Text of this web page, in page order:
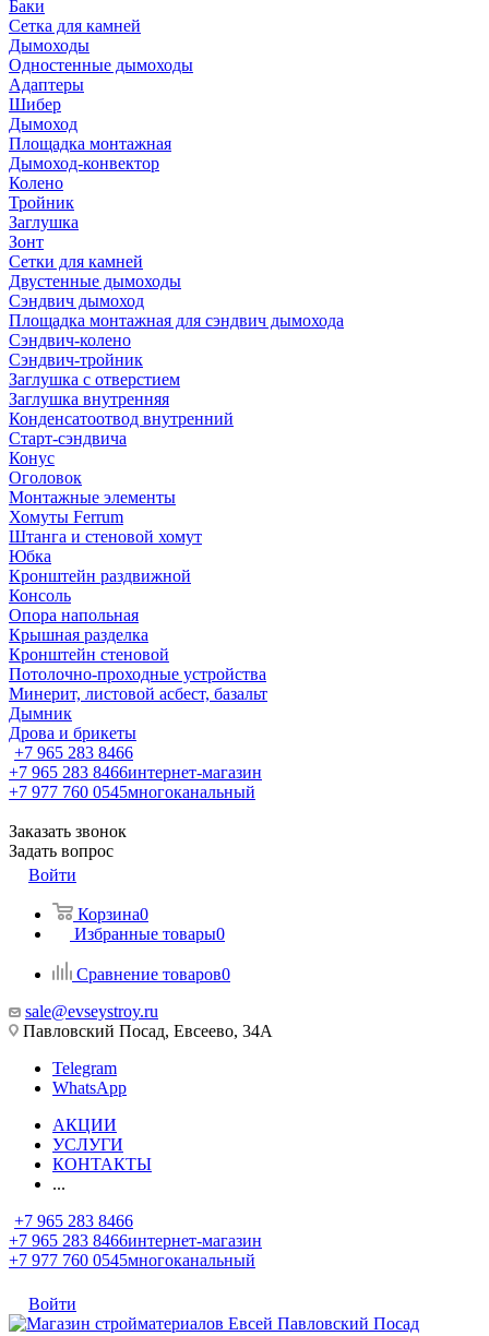
Баки
Сетка для камней
Дымоходы
Одностенные дымоходы
Адаптеры
Шибер
Дымоход
Площадка монтажная
Дымоход-конвектор
Колено
Тройник
Заглушка
Зонт
Сетки для камней
Двустенные дымоходы
Сэндвич дымоход
Площадка монтажная для сэндвич дымохода
Сэндвич-колено
Сэндвич-тройник
Заглушка с отверстием
Заглушка внутренняя
Конденсатоотвод внутренний
Старт-сэндвича
Конус
Оголовок
Монтажные элементы
Хомуты Ferrum
Штанга и стеновой хомут
Юбка
Кронштейн раздвижной
Консоль
Опора напольная
Крышная разделка
Кронштейн стеновой
Потолочно-проходные устройства
Минерит, листовой асбест, базальт
Дымник
Дрова и брикеты
+7 965 283 8466
+7 965 283 8466интернет-магазин
+7 977 760 0545многоканальный
Заказать звонок
Задать вопрос
Войти
Корзина0
Избранные товары0
Сравнение товаров0
sale@evseystroy.ru
Павловский Посад, Евсеево, 34А
Telegram
WhatsApp
АКЦИИ
УСЛУГИ
КОНТАКТЫ
...
+7 965 283 8466
+7 965 283 8466интернет-магазин
+7 977 760 0545многоканальный
Войти